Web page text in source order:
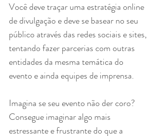
Você deve traçar uma estratégia online
de divulgação e deve se basear no seu
público através das redes sociais e sites,
tentando fazer parcerias com outras
entidades da mesma temática do
evento e ainda equipes de imprensa.
Imagina se seu evento não der coro?
Consegue imaginar algo mais
estressante e frustrante do que a